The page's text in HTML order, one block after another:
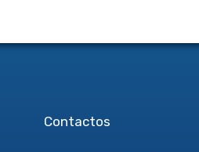
Contactos